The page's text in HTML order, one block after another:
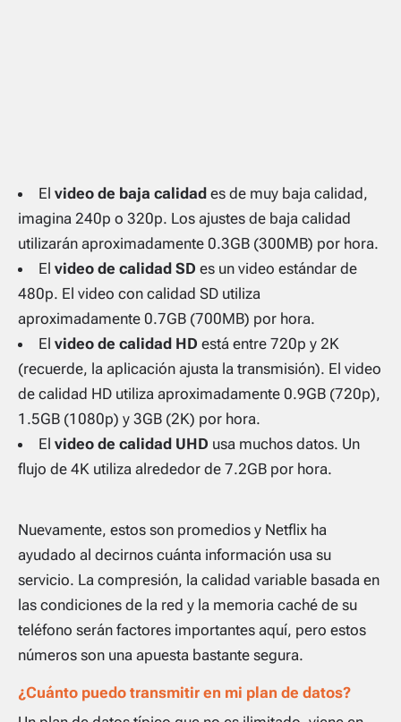
El video de baja calidad es de muy baja calidad,
imagina 240p o 320p. Los ajustes de baja calidad
utilizarán aproximadamente 0.3GB (300MB) por hora.
El video de calidad SD es un video estándar de
480p. El video con calidad SD utiliza
aproximadamente 0.7GB (700MB) por hora.
El video de calidad HD está entre 720p y 2K
(recuerde, la aplicación ajusta la transmisión). El video
de calidad HD utiliza aproximadamente 0.9GB (720p),
1.5GB (1080p) y 3GB (2K) por hora.
El video de calidad UHD usa muchos datos. Un
flujo de 4K utiliza alrededor de 7.2GB por hora.
Nuevamente, estos son promedios y Netflix ha
ayudado al decirnos cuánta información usa su
servicio. La compresión, la calidad variable basada en
las condiciones de la red y la memoria caché de su
teléfono serán factores importantes aquí, pero estos
números son una apuesta bastante segura.
¿Cuánto puedo transmitir en mi plan de datos?